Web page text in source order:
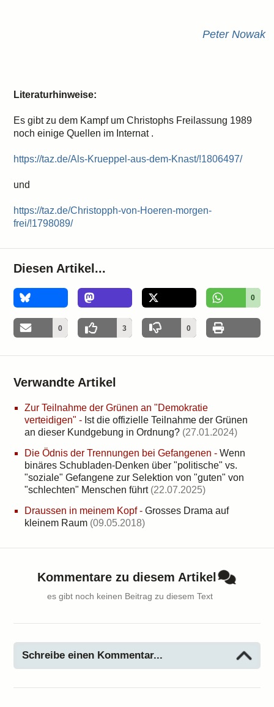
Peter Nowak
Literaturhinweise:
Es gibt zu dem Kampf um Christophs Freilassung 1989
noch einige Quellen im Internat .
https://taz.de/Als-Krueppel-aus-dem-Knast/!1806497/
und
https://taz.de/Christopph-von-Hoeren-morgen-
frei/!1798089/
Diesen Artikel...
0
0 3 0
Verwandte Artikel
Zur Teilnahme der Grünen an "Demokratie
verteidigen" - Ist die offizielle Teilnahme der Grünen
an dieser Kundgebung in Ordnung? (27.01.2024)
Die Ödnis der Trennungen bei Gefangenen - Wenn
binäres Schubladen-Denken über "politische" vs.
"soziale" Gefangene zur Selektion von "guten" von
"schlechten" Menschen führt (22.07.2025)
Draussen in meinem Kopf- Grosses Drama auf
kleinem Raum (09.05.2018)
Kommentare zu diesem Artikel
es gibt noch keinen Beitrag zu diesem Text
Schreibe einen Kommentar...